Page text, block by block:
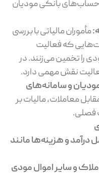
بانکی مودیان
مأموران مالیاتی با بررسی
که فعالیت
را تخمین می‌زنند. در
نقش مهمی دارد.
و سامانه‌های
معاملات، مالیات بر
فصلی.
و هزینه‌ها مانند
و سایر اموال مودی